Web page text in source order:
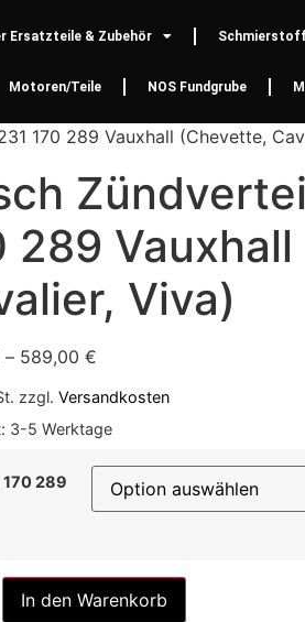
Ersatzteile & Zubehör
Motoren/Teile NOS Fundgrube
170 289 Vauxhall (Chevette,
289
Viva)
– 589,00 €
zzgl. Versandkosten
3-5 Werktage
170 289
In den Warenkorb